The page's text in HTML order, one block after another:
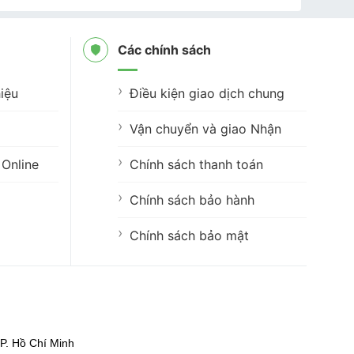
Các chính sách
Điều kiện giao dịch chung
Vận chuyển và giao Nhận
Chính sách thanh toán
Chính sách bảo hành
Chính sách bảo mật
Hồ Chí Minh